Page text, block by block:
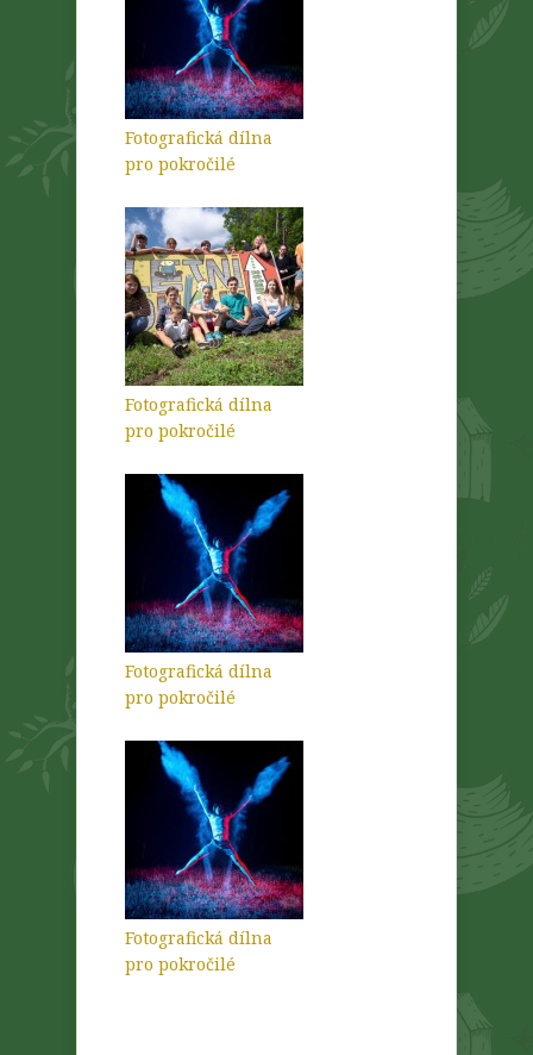
Fotografická dílna
pro pokročilé
Fotografická dílna
pro pokročilé
Fotografická dílna
pro pokročilé
Fotografická dílna
pro pokročilé